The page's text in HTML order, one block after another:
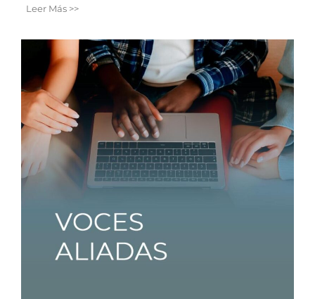
Leer Más >>